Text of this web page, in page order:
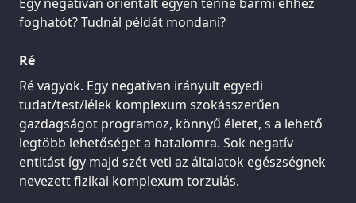
Egy negatívan orientált egyén tenne bármi ehhez
foghatót? Tudnál példát mondani?
Ré
Ré vagyok. Egy negatívan irányult egyedi
tudat/test/lélek komplexum szokásszerűen
gazdagságot programoz, könnyű életet, s a lehető
legtöbb lehetőséget a hatalomra. Sok negatív
entitást így majd szét veti az általatok egészségnek
nevezett fizikai komplexum torzulás.